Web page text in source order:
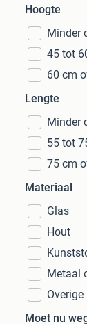
Hoogte
Minder
45 tot
60 cm
Lengte
Minder
55 tot
75 cm
Materiaal
Glas
Hout
Metaal
Moet nu